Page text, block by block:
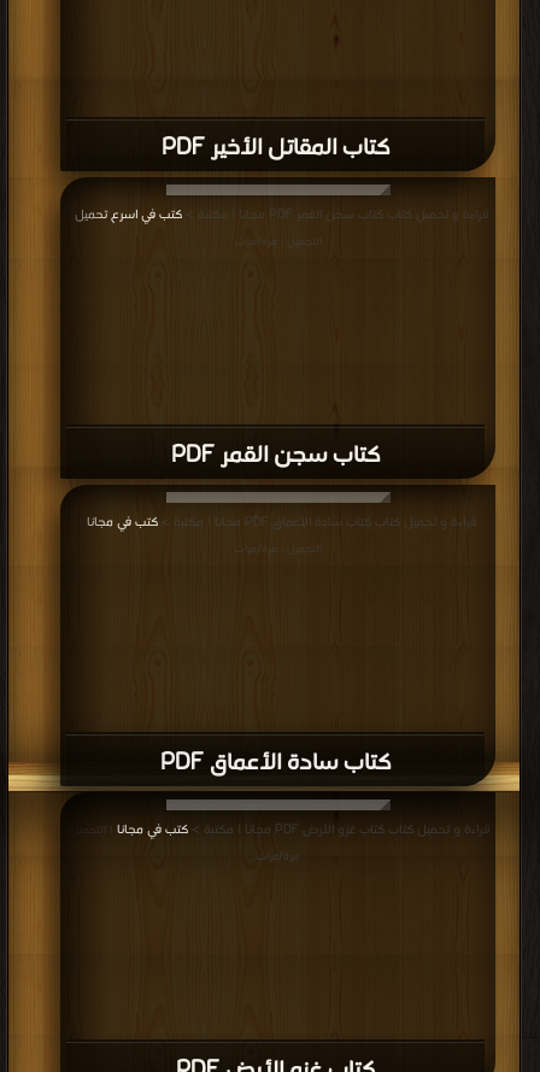
كتاب المقاتل الأخير PDF
كتاب سجن القمر PDF
قراءة و تحميل كتاب كتاب سجن القمر PDF مجانا | مكتبة > كتب في اسرع تحميل
التحميل : مرة/مرات
كتاب سادة الأعماق PDF
قراءة و تحميل كتاب كتاب سادة الأعماق PDF مجانا | مكتبة > كتب في مجانا
التحميل : مرة/مرات
قراءة و تحميل كتاب كتاب غزو الأرض PDF مجانا | مكتبة > كتب في مجانا | التحميل :
مرة/مرات